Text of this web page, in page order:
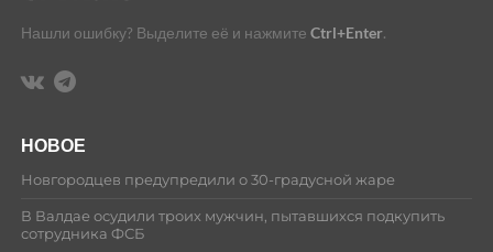
Нашли ошибку? Выделите её и нажмите Ctrl+Enter.
НОВОЕ
Новгородцев предупредили о 30-градусной жаре
В Валдае осудили троих мужчин, пытавшихся подкупить
сотрудника ФСБ